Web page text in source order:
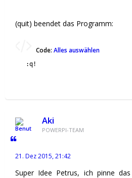
(quit) beendet das Programm:
Code: Alles auswählen
:q!
Aki
POWERPI-TEAM
21. Dez 2015, 21:42
Super Idee Petrus, ich pinne